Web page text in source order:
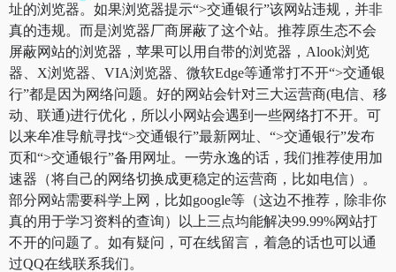
址的浏览器。如果浏览器提示“>交通银行”该网站违规，并非
真的违规。而是浏览器厂商屏蔽了这个站。推荐原生态不会
屏蔽网站的浏览器，苹果可以用自带的浏览器，Alook浏览
器、X浏览器、VIA浏览器、微软Edge等通常打不开“>交通银
行”都是因为网络问题。好的网站会针对三大运营商(电信、移
动、联通)进行优化，所以小网站会遇到一些网络打不开。可
以来牟准导航寻找“>交通银行”最新网址、“>交通银行”发布
页和“>交通银行”备用网址。一劳永逸的话，我们推荐使用加
速器（将自己的网络切换成更稳定的运营商，比如电信）。
部分网站需要科学上网，比如google等（这边不推荐，除非你
真的用于学习资料的查询）以上三点均能解决99.99%网站打
不开的问题了。如有疑问，可在线留言，着急的话也可以通
过QQ在线联系我们。